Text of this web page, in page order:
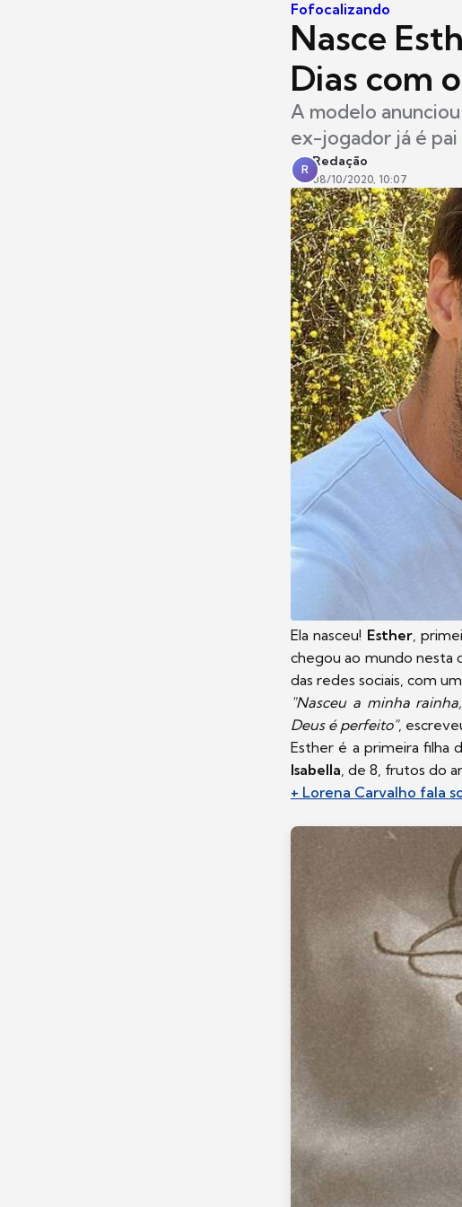
Fofocalizando
Nasce
Dias com
A modelo
ex-jogador já é pai
R
Redação
08/10/2020, 10:07
Ela nasceu! Esther,
chegou ao mundo nesta
das redes sociais, com
"Nasceu a minha
Deus é perfeito",
Esther é a primeira filha
Isabella , de 8, frutos do
+ Lorena Carvalho fala